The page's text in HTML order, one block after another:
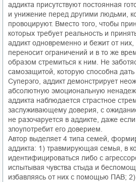
аддикта присутствуют постоянная
и унижение перед другими людьми,
провоцируют. Вместо того, чтобы
которых требует реальность и
аддикт одновременно и бежит от
переносит ограничений и в то же
образом стремиться к ним. Не
самозащитой, которую способна дать
Суперэго, аддикт демонстрирует
абсолютную эмоциональную
аддикта наблюдается страстное
заслуживающему доверия, с
не разочаруется в аддикте, даже
злоупотребит его доверием.
Автор выделяет 4 типа семей,
аддикта: 1) травмирующая семья, в
идентифицироваться либо с
испытывая чувства стыда и
избавляясь от них с помощью ПАВ; 2)